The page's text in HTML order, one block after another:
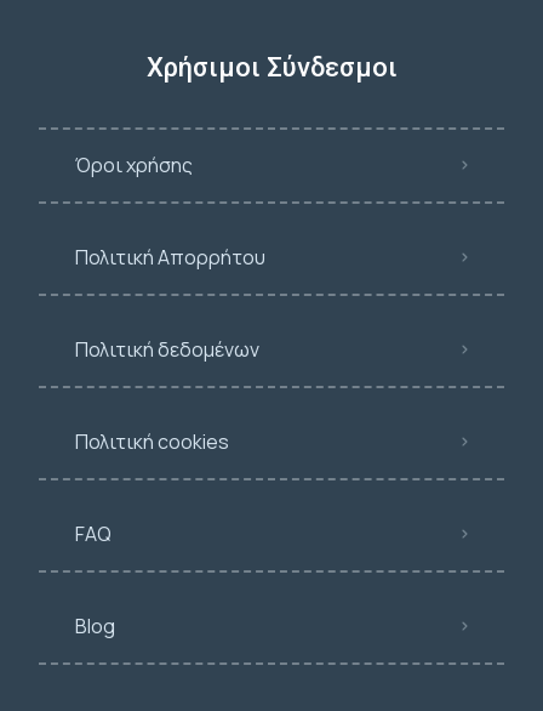
Χρήσιμοι Σύνδεσμοι
Όροι χρήσης
Πολιτική Απορρήτου
Πολιτική δεδομένων
Πολιτική cookies
FAQ
Blog